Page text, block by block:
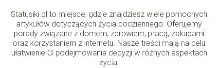
Statusiki.pl to miejsce, gdzie znajdziesz wiele pomocnych
artykułów dotyczących życia codziennego. Oferujemy
porady związane z domem, zdrowiem, pracą, zakupami
oraz korzystaniem z internetu. Nasze treści mają na celu
ułatwienie Ci podejmowania decyzji w różnych aspektach
życia.